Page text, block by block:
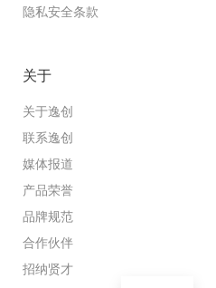
隐私安全条款
关于
关于逸创
联系逸创
媒体报道
产品荣誉
品牌规范
合作伙伴
招纳贤才